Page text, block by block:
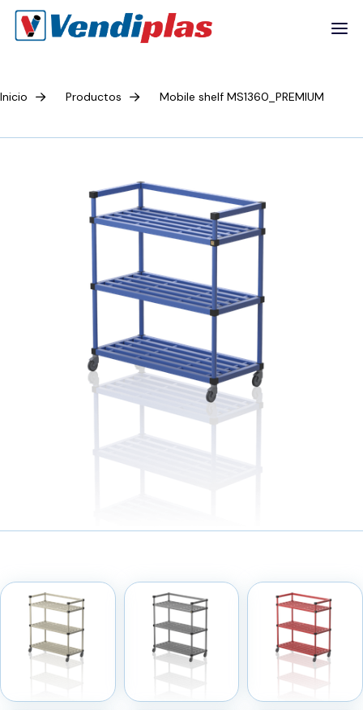
Inicio Productos Mobile shelf MS1360_PREMIUM